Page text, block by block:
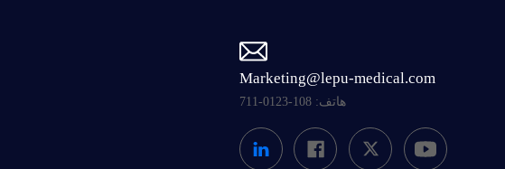
Marketing@lepu-medical.com
هاتف: 108-0123-711